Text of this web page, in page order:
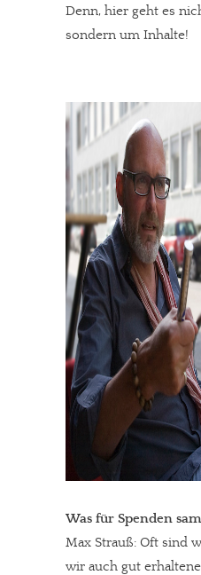
Denn, hier geht es
sondern um Inhalte!
Was für Spenden
Max Strauß: Oft sind
wir auch gut